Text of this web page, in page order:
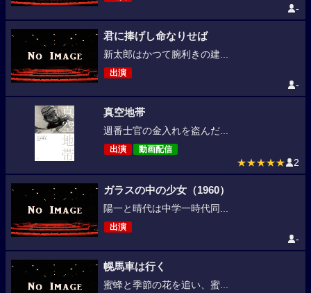
-
君に捧げし命なりせば
新太郎はかつて腕利きの建...
出演
-
真空地帯
週番士官の金入れを盗んだ...
出演 動画配信
★★★★★ 2
ガラスの中の少女（1960）
陽一と晴代は中学一時代同...
出演
-
幌馬車は行く
蜜蜂と季節の花を追い、蜜...